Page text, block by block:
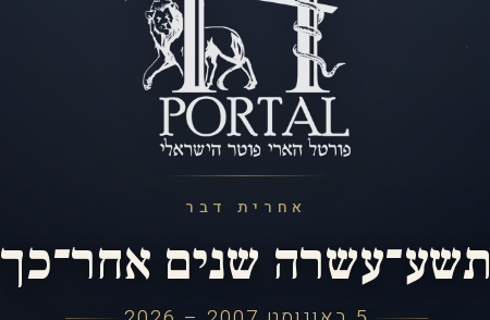
אחרית דבר
שנים אחר־כך